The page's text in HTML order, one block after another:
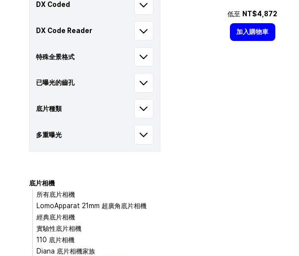
DX Coded
DX Code Reader
特殊全景格式
已曝光的齒孔
底片種類
多重曝光
低至 NT$4,872
加入購物車
底片相機
所有底片相機
LomoApparat 21mm 超廣角底片相機
經典底片相機
實驗性底片相機
110 底片相機
Diana 底片相機家族